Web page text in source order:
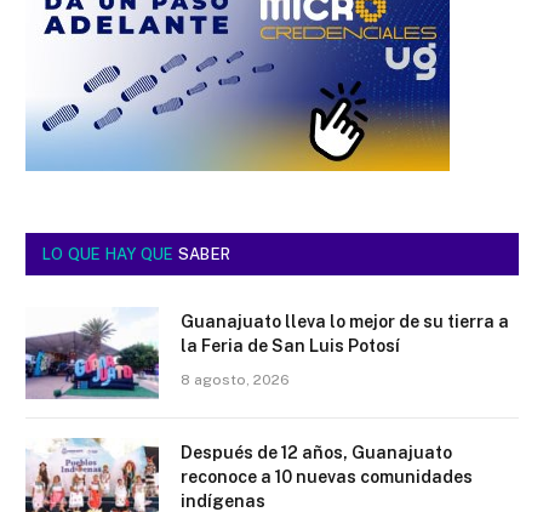
LO QUE HAY QUE SABER
Guanajuato lleva lo mejor de su tierra a
la Feria de San Luis Potosí
8 agosto, 2026
Después de 12 años, Guanajuato
reconoce a 10 nuevas comunidades
indígenas